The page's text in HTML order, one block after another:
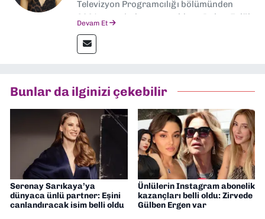
Televizyon Programcılığı bölümünden
2024 senesinde mezun oldum. Dokuz Eylül
editörlük görevini de üstleniyorum.
Devam Et
Bunlar da ilginizi çekebilir
Serenay Sarıkaya’ya
dünyaca ünlü partner: Eşini
canlandıracak isim belli oldu
Ünlülerin Instagram abonelik
kazançları belli oldu: Zirvede
Gülben Ergen var